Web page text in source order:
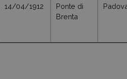
14/04/1912
Ponte di
Brenta